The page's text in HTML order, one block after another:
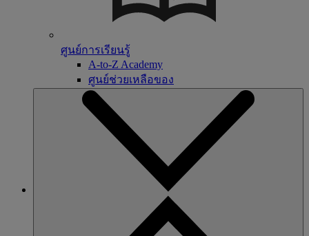
ศูนย์การเรียนรู้
A-to-Z Academy
ศูนย์ช่วยเหลือของ